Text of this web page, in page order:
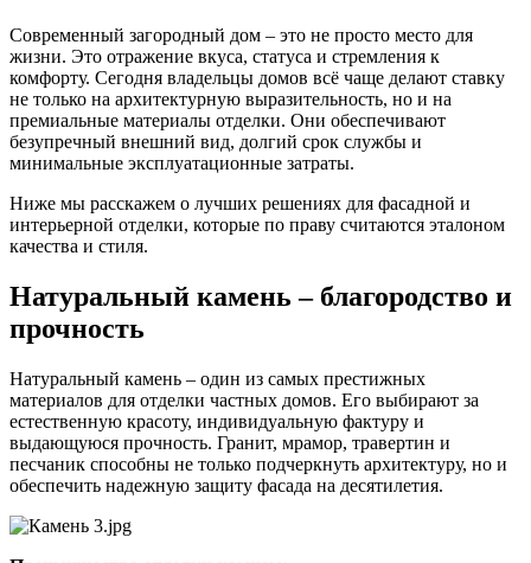
Современный загородный дом – это не просто место для
жизни. Это отражение вкуса, статуса и стремления к
комфорту. Сегодня владельцы домов всё чаще делают ставку
не только на архитектурную выразительность, но и на
премиальные материалы отделки. Они обеспечивают
безупречный внешний вид, долгий срок службы и
минимальные эксплуатационные затраты.
Ниже мы расскажем о лучших решениях для фасадной и
интерьерной отделки, которые по праву считаются эталоном
качества и стиля.
Натуральный камень – благородство и
прочность
Натуральный камень – один из самых престижных
материалов для отделки частных домов. Его выбирают за
естественную красоту, индивидуальную фактуру и
выдающуюся прочность. Гранит, мрамор, травертин и
песчаник способны не только подчеркнуть архитектуру, но и
обеспечить надежную защиту фасада на десятилетия.